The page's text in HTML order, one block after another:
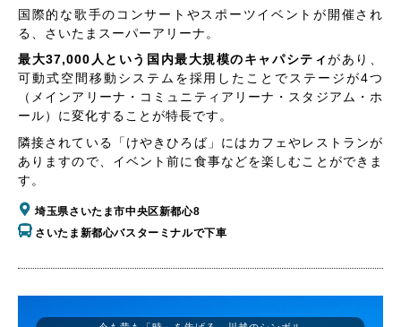
国際的な歌手のコンサートやスポーツイベントが開催され
る、さいたまスーパーアリーナ。
最大37,000人という国内最大規模のキャパシティがあり、
可動式空間移動システムを採用したことでステージが4つ
（メインアリーナ・コミュニティアリーナ・スタジアム・ホ
ール）に変化することが特長です。
隣接されている「けやきひろば」にはカフェやレストランが
ありますので、イベント前に食事などを楽しむことができま
す。
埼玉県さいたま市中央区新都心8
さいたま新都心バスターミナルで下車